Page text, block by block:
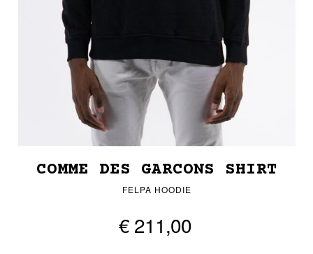
COMME DES GARCONS SHIRT
FELPA HOODIE
€ 211,00